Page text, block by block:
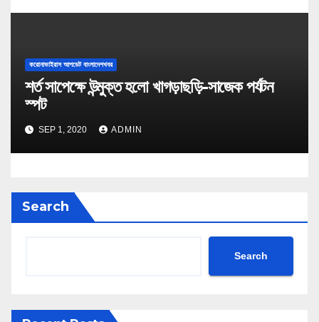
করোনাভাইরাস আপডেট বাংলাদেশখবর
শর্ত সাপেক্ষে উন্মুক্ত হলো খাগড়াছড়ি-সাজেক পর্যটন
স্পট
SEP 1, 2020 ADMIN
Search
Search